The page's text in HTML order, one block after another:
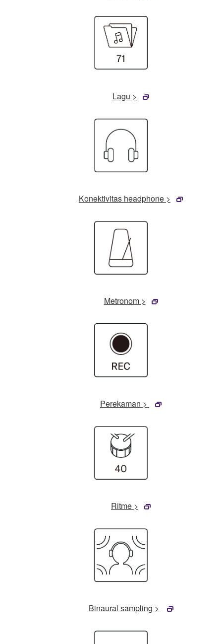
Lagu >
Konektivitas headphone >
Metronom >
Perekaman >
Ritme >
Binaural sampling >